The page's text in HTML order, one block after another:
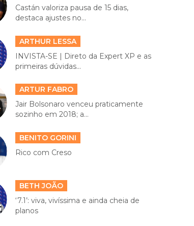
Castán valoriza pausa de 15 dias,
destaca ajustes no...
ARTHUR LESSA
INVISTA-SE | Direto da Expert XP e as
primeiras dúvidas...
ARTUR FABRO
Jair Bolsonaro venceu praticamente
sozinho em 2018; a...
BENITO GORINI
Rico com Creso
BETH JOÃO
‘7.1’: viva, vivíssima e ainda cheia de
planos